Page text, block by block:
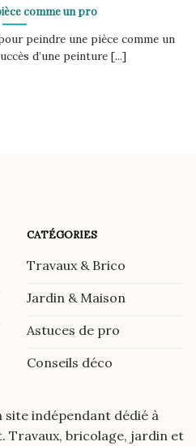
comme un pro
peindre une pièce comme un
d’une peinture [...]
CATÉGORIES
Travaux & Brico
Jardin & Maison
Astuces de pro
Conseils déco
indépendant dédié à
Travaux, bricolage, jardin et